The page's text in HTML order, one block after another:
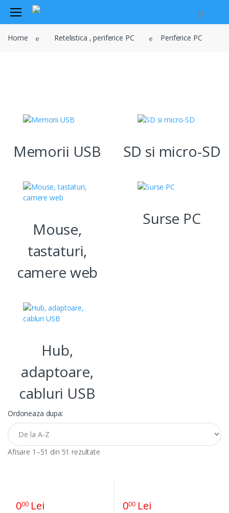
Audio
Sisteme de securitate si
Televiziune , CATV , video , radio si
Sisteme fotovoltaice
Home Retelistica , periferice PC Periferice PC
Memorii USB SD si micro-SD
Mouse,
tastaturi,
camere web
Surse PC
Hub,
adaptoare,
cabluri USB
Ordoneaza dupa:
Afisare 1–51 din 51 rezultate
000Lei 000Lei